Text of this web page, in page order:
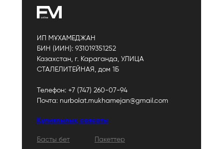
Телефон: +7 (747) 260-07-94
Почта: nurbolat.mukhamejan@gmail.com
ИП МҰХАМЕДЖАН
БИН (ИИН): 931019351252
Казахстан, г. Караганда, УЛИЦА
СТАЛЕЛИТЕЙНАЯ, дом 1Б
Басты бет Пакеттер
Құпиялылық саясаты